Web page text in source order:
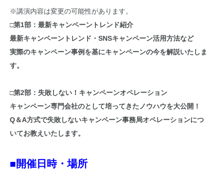
※講演内容は変更の可能性があります。
□第1部：最新キャンペーントレンド紹介
最新キャンペーントレンド・SNSキャンペーン活用方法など
実際のキャンペーン事例を基にキャンペーンの今を解説いたしま
す。
□第2部：失敗しない！キャンペーンオペレーション
キャンペーン専門会社のとして培ってきたノウハウを大公開！
Q＆A方式で失敗しないキャンペーン事務局オペレーションにつ
いてお教えいたします。
■開催日時・場所